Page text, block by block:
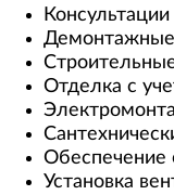
Отделка с
Обеспечение
Установка